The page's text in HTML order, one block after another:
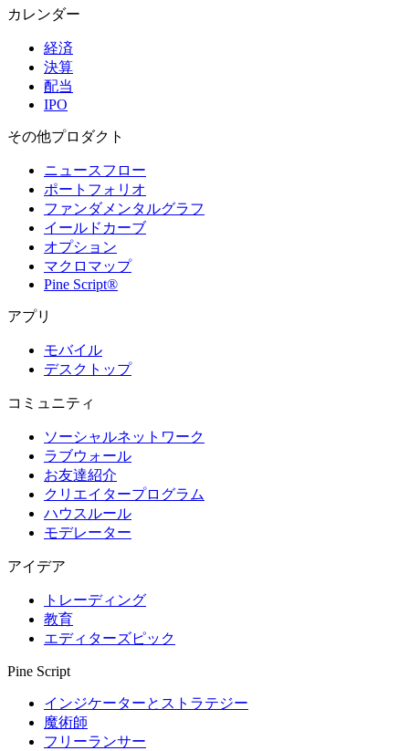
カレンダー
経済
決算
配当
IPO
その他プロダクト
ニュースフロー
ポートフォリオ
ファンダメンタルグラフ
イールドカーブ
オプション
マクロマップ
Pine Script®
アプリ
モバイル
デスクトップ
コミュニティ
ソーシャルネットワーク
ラブウォール
お友達紹介
クリエイタープログラム
ハウスルール
モデレーター
アイデア
トレーディング
教育
エディターズピック
Pine Script
インジケーターとストラテジー
魔術師
フリーランサー